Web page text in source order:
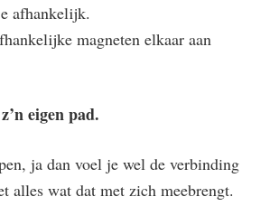
afhankelijk.
magneten elkaar aan
eigen pad.
ja dan voel je wel de verbinding
alles wat dat met zich meebrengt.